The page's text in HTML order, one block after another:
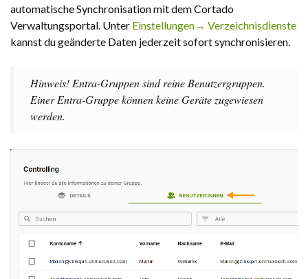
automatische Synchronisation mit dem Cortado
Verwaltungsportal. Unter Einstellungen→ Verzeichnisdienste
kannst du geänderte Daten jederzeit sofort synchronisieren.
Hinweis! Entra-Gruppen sind reine Benutzergruppen.
Einer Entra-Gruppe können keine Geräte zugewiesen
werden.